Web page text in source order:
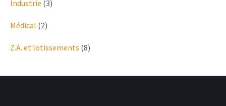
Industrie (3)
Médical (2)
Z.A. et lotissements (8)